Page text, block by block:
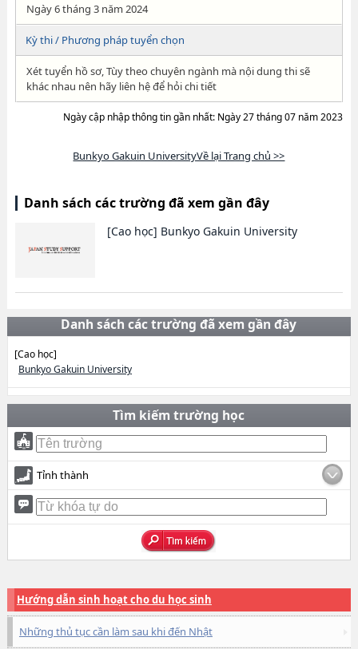
Ngày 6 tháng 3 năm 2024
Kỳ thi / Phương pháp tuyển chọn
Xét tuyển hồ sơ, Tùy theo chuyên ngành mà nội dung thi sẽ
khác nhau nên hãy liên hệ để hỏi chi tiết
Ngày cập nhập thông tin gần nhất: Ngày 27 tháng 07 năm 2023
Bunkyo Gakuin UniversityVề lại Trang chủ >>
Danh sách các trường đã xem gần đây
[Cao học] Bunkyo Gakuin University
Danh sách các trường đã xem gần đây
[Cao học]
Bunkyo Gakuin University
Tìm kiếm trường học
Tỉnh thành
Hướng dẫn sinh hoạt cho du học sinh
Những thủ tục cần làm sau khi đến Nhật